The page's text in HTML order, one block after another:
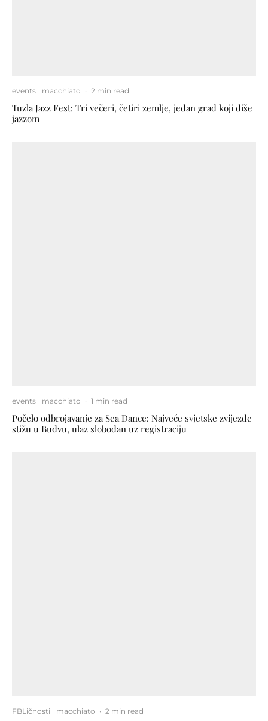
events macchiato · 2 min read
Tuzla Jazz Fest: Tri večeri, četiri zemlje, jedan grad koji diše
jazzom
events macchiato · 1 min read
Počelo odbrojavanje za Sea Dance: Najveće svjetske zvijezde
stižu u Budvu, ulaz slobodan uz registraciju
FBLičnosti macchiato · 2 min read